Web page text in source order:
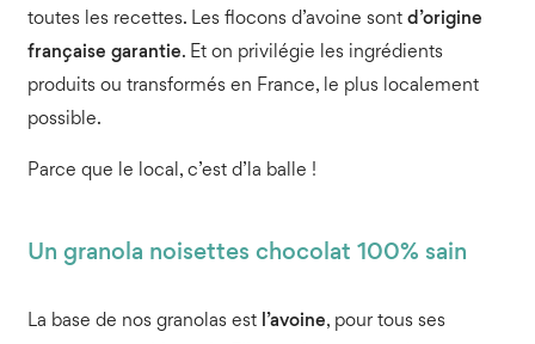
toutes les recettes. Les flocons d’avoine sont d’origine
française garantie. Et on privilégie les ingrédients
produits ou transformés en France, le plus localement
possible.
Parce que le local, c’est d’la balle !
Un granola noisettes chocolat 100% sain
La base de nos granolas est l’avoine, pour tous ses